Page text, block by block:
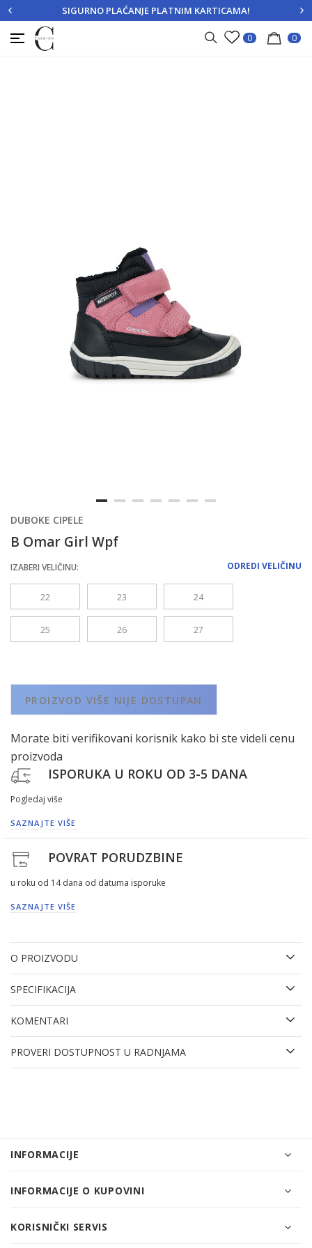
PRIJAVITE SE REGISTRUJTE SE
SIGURNO PLAĆANJE PLATNIM KARTICAMA!
0 0
DUBOKE CIPELE
B Omar Girl Wpf
ODREDI VELIČINU
IZABERI VELIČINU:
22 23 24
25 26 27
PROIZVOD VIŠE NIJE DOSTUPAN
Morate biti verifikovani korisnik kako bi ste videli cenu
proizvoda
ISPORUKA U ROKU OD 3-5 DANA
Pogledaj više
SAZNAJTE VIŠE
POVRAT PORUDZBINE
u roku od 14 dana od datuma isporuke
SAZNAJTE VIŠE
O PROIZVODU
SPECIFIKACIJA
KOMENTARI
PROVERI DOSTUPNOST U RADNJAMA
INFORMACIJE
INFORMACIJE O KUPOVINI
KORISNIČKI SERVIS